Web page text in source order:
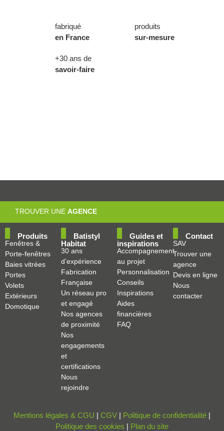
fabriqué
en France
produits
sur-mesure
+30 ans de
savoir-faire
TROUVER UNE AGENCE
Produits
Fenêtres &
Porte-fenêtres
Baies vitrées
Portes
Volets
Extérieurs
Domotique
Batistyl
Habitat
30 ans
d’expérience
Fabrication
Française
Un réseau pro
et engagé
Nos agences
de proximité
Nos
engagements
et
certifications
Nous
rejoindre
Guides et
inspirations
Accompagnement
au projet
Personnalisation
Conseils
Inspirations
Aides
financières
FAQ
Contact
SAV
Trouver une
agence
Devis en ligne
Nous
contacter
Mentions légales & CGU | CGV | Politique de confidentialité |
Politique des cookies | Plan du site